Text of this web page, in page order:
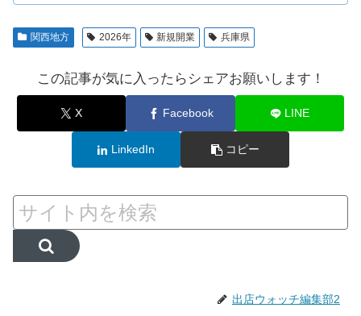
関西地方 2026年 新規開業 兵庫県
この記事が気に入ったらシェアお願いします！
X Facebook LINE
LinkedIn コピー
出店ウォッチ編集部2